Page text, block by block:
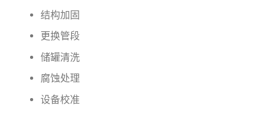
结构加固
更换管段
储罐清洗
腐蚀处理
设备校准